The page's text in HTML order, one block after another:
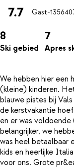
7.7 Gast-13564
8
Ski gebied
7
Apres
We hebben hier een
(kleine) kinderen.
blauwe pistes bij
de kerstvakantie
en er was
belangrijker, we
was heel betaalbaar
kids en heerlijke
voor ons. Grote